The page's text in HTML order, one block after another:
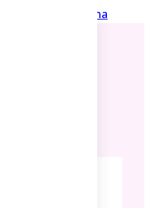
Saltar al pie de página